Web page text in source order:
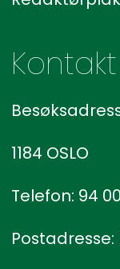
1184 OSLO
Telefon: 94